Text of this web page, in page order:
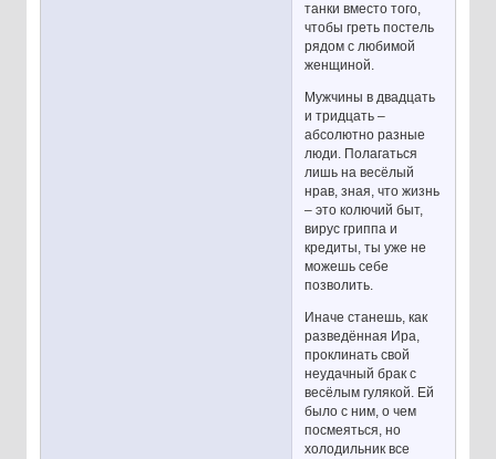
танки вместо того,
чтобы греть постель
рядом с любимой
женщиной.
Мужчины в двадцать
и тридцать –
абсолютно разные
люди. Полагаться
лишь на весёлый
нрав, зная, что жизнь
– это колючий быт,
вирус гриппа и
кредиты, ты уже не
можешь себе
позволить.
Иначе станешь, как
разведённая Ира,
проклинать свой
неудачный брак с
весёлым гулякой. Ей
было с ним, о чем
посмеяться, но
холодильник все